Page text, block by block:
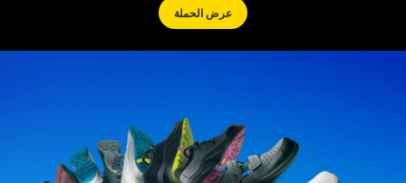
عرض الحملة